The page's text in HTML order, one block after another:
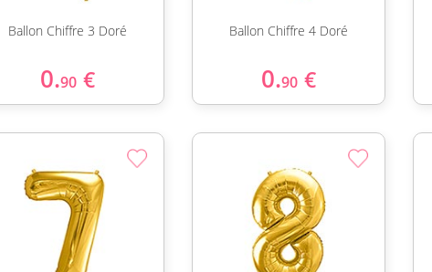
Ballon Chiffre 3 Doré
0.90 €
Ballon Chiffre 4 Doré
0.90 €